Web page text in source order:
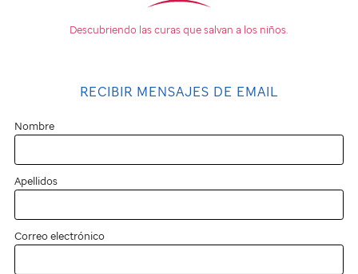
Descubriendo las curas quesalvan a los niños.
RECIBIR MENSAJES DE EMAIL
Nombre
Apellidos
Correo electrónico